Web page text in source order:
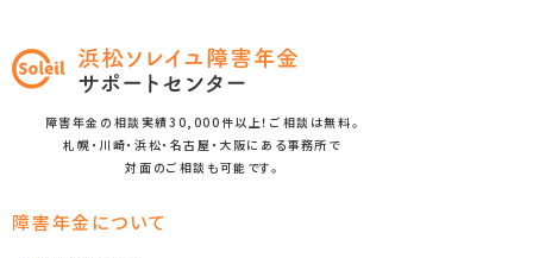
障害年金の相談実績30,000件以上！ご相談は無料。
札幌・川崎・浜松・名古屋・大阪にある事務所で
対面のご相談も可能です。
障害年金について